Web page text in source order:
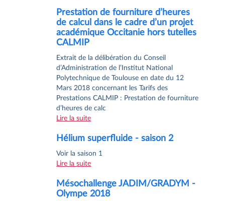
Prestation de fourniture d’heures
de calcul dans le cadre d’un projet
académique Occitanie hors tutelles
CALMIP
Extrait de la délibération du Conseil
d’Administration de l’Institut National
Polytechnique de Toulouse en date du 12
Mars 2018 concernant les Tarifs des
Prestations CALMIP : Prestation de fourniture
d’heures de calc
Lire la suite
Hélium superfluide - saison 2
Voir la saison 1
Lire la suite
Mésochallenge JADIM/GRADYM -
Olympe 2018